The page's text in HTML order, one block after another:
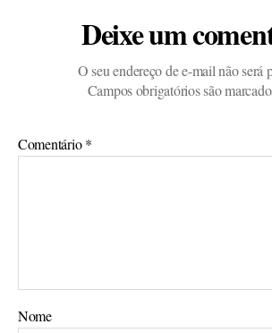
Deixe um
O seu endereço de e-mail não será
Campos obrigatórios são
Comentário*
Nome